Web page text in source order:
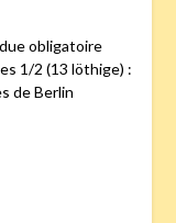
obligatoire
1/2 (13 löthige) :
de Berlin